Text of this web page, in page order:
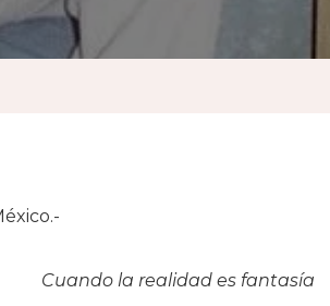
Cuando la realidad es fantasía